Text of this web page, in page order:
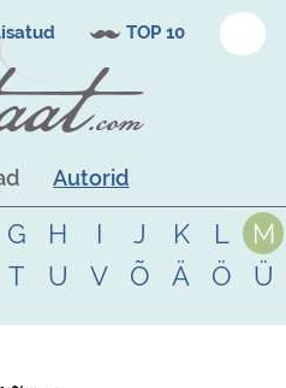
TOP 10
Autorid
G H I J K L
M
T U V Õ Ä Ö Ü